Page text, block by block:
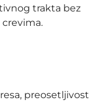
trakta bez
preosetljivost